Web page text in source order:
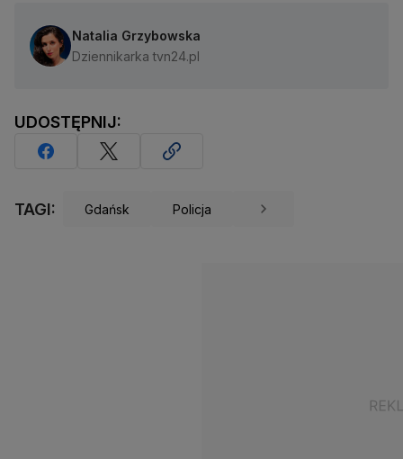
Natalia Grzybowska
Dziennikarka tvn24.pl
UDOSTĘPNIJ:
TAGI: Gdańsk Policja